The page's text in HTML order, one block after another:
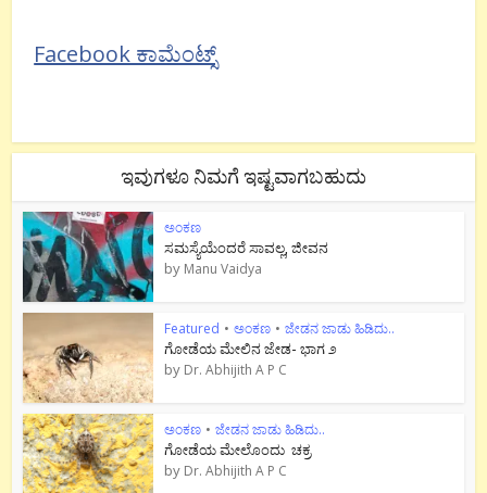
Facebook ಕಾಮೆಂಟ್ಸ್
ಇವುಗಳೂ ನಿಮಗೆ ಇಷ್ಟವಾಗಬಹುದು
ಅಂಕಣ
ಸಮಸ್ಯೆಯೆಂದರೆ ಸಾವಲ್ಲ, ಜೀವನ
by Manu Vaidya
Featured • ಅಂಕಣ • ಜೇಡನ ಜಾಡು ಹಿಡಿದು..
ಗೋಡೆಯ ಮೇಲಿನ ಜೇಡ- ಭಾಗ ೨
by Dr. Abhijith A P C
ಅಂಕಣ • ಜೇಡನ ಜಾಡು ಹಿಡಿದು..
ಗೋಡೆಯ ಮೇಲೊಂದು ಚಕ್ರ
by Dr. Abhijith A P C